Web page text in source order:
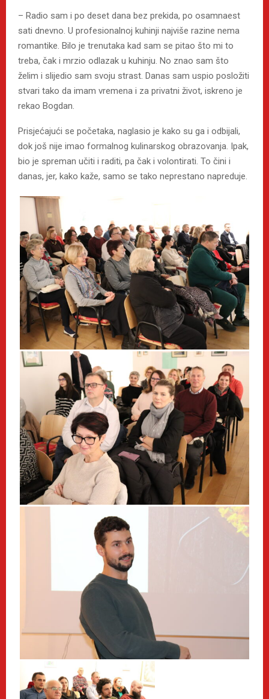
– Radio sam i po deset dana bez prekida, po osamnaest
sati dnevno. U profesionalnoj kuhinji najviše razine nema
romantike. Bilo je trenutaka kad sam se pitao što mi to
treba, čak i mrzio odlazak u kuhinju. No znao sam što
želim i slijedio sam svoju strast. Danas sam uspio posložiti
stvari tako da imam vremena i za privatni život, iskreno je
rekao Bogdan.
Prisjećajući se početaka, naglasio je kako su ga i odbijali,
dok još nije imao formalnog kulinarskog obrazovanja. Ipak,
bio je spreman učiti i raditi, pa čak i volontirati. To čini i
danas, jer, kako kaže, samo se tako neprestano napreduje.